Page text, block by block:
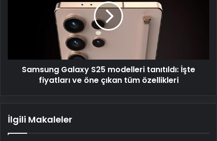
öne
çıkanSamsung Galaxy S25 modelleri tanıtıldı: İşte
fiyatları ve öne çıkan tüm özellikleri
İlgili Makaleler